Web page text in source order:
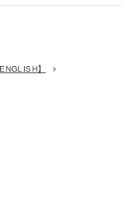
】